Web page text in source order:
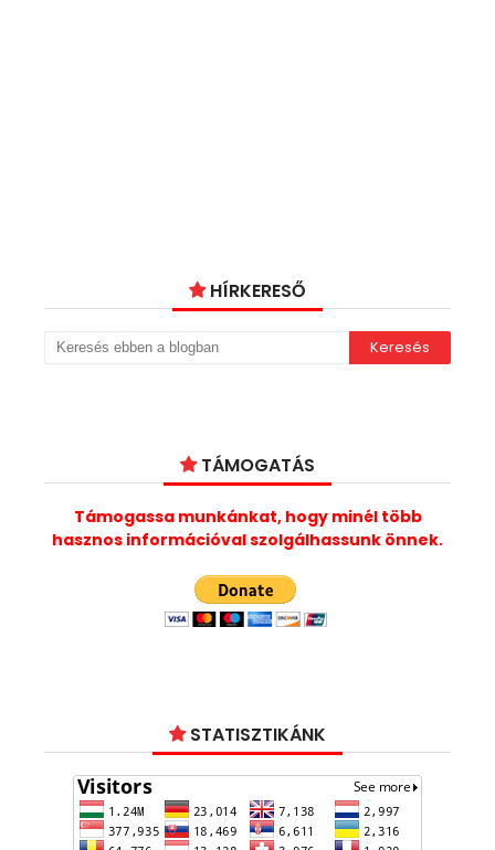
HÍRKERESŐ
TÁMOGATÁS
Támogassa munkánkat, hogy minél több
hasznos információval szolgálhassunk önnek.
STATISZTIKÁNK